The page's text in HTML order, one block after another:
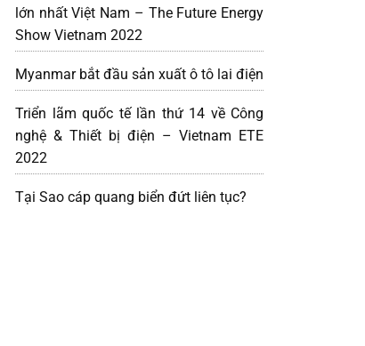
lớn nhất Việt Nam – The Future Energy
Show Vietnam 2022
Myanmar bắt đầu sản xuất ô tô lai điện
Triển lãm quốc tế lần thứ 14 về Công
nghệ & Thiết bị điện – Vietnam ETE
2022
Tại Sao cáp quang biển đứt liên tục?